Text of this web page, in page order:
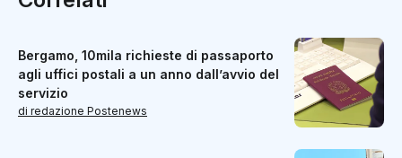
Bergamo, 10mila richieste di passaporto
agli uffici postali a un anno dall’avvio del
servizio
di redazione Postenews